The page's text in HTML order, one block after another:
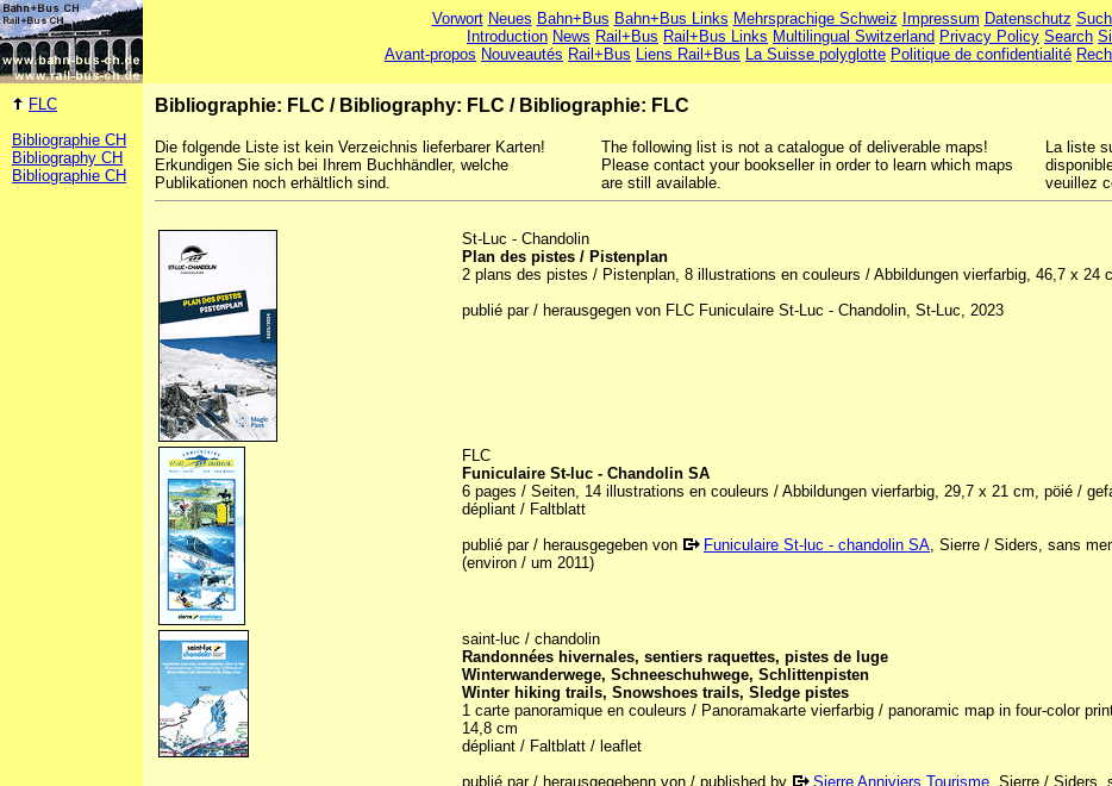
Vorwort Neues Bahn+Bus Bahn+Bus Links Mehrsprachige Schweiz Impressum Datenschutz
Introduction News Rail+Bus Rail+Bus Links Multilingual Switzerland Privacy Policy Search
Avant-propos Nouveautés Rail+Bus Liens Rail+Bus La Suisse polyglotte Politique de confidentialité
FLC
Bibliographie CH
Bibliography CH
Bibliographie CH
Bibliographie: FLC / Bibliography: FLC / Bibliographie: FLC
Die folgende Liste ist kein Verzeichnis lieferbarer Karten!
Erkundigen Sie sich bei Ihrem Buchhändler, welche
Publikationen noch erhältlich sind.
The following list is not a catalogue of deliverable maps!
Please contact your bookseller in order to learn which maps
are still available.
La liste
veuillez
St-Luc - Chandolin
Plan des pistes / Pistenplan
2 plans des pistes / Pistenplan, 8 illustrations en couleurs / Abbildungen vierfarbig, 46,7 x 24
publié par / herausgegen von FLC Funiculaire St-Luc - Chandolin, St-Luc, 2023
FLC
Funiculaire St-luc - Chandolin SA
6 pages / Seiten, 14 illustrations en couleurs / Abbildungen vierfarbig, 29,7 x 21 cm, pöié /
dépliant / Faltblatt
publié par / herausgegeben von
Funiculaire St-luc - chandolin SA, Sierre / Siders, sans
(environ / um 2011)
saint-luc / chandolin
Randonnées hivernales, sentiers raquettes, pistes de luge
Winterwanderwege, Schneeschuhwege, Schlittenpisten
Winter hiking trails, Snowshoes trails, Sledge pistes
1 carte panoramique en couleurs / Panoramakarte vierfarbig / panoramic map in four-color
14,8 cm
dépliant / Faltblatt / leaflet
publié par / herausgegebenn von / published by
Sierre Anniviers Tourisme, Sierre / Siders,